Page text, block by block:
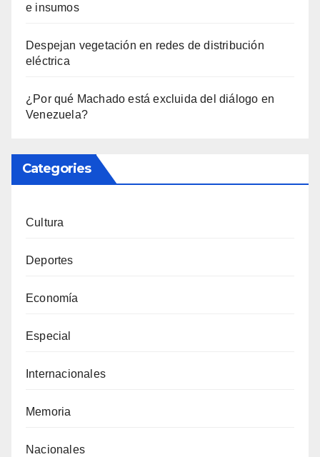
e insumos
Despejan vegetación en redes de distribución
eléctrica
¿Por qué Machado está excluida del diálogo en
Venezuela?
Categories
Cultura
Deportes
Economía
Especial
Internacionales
Memoria
Nacionales